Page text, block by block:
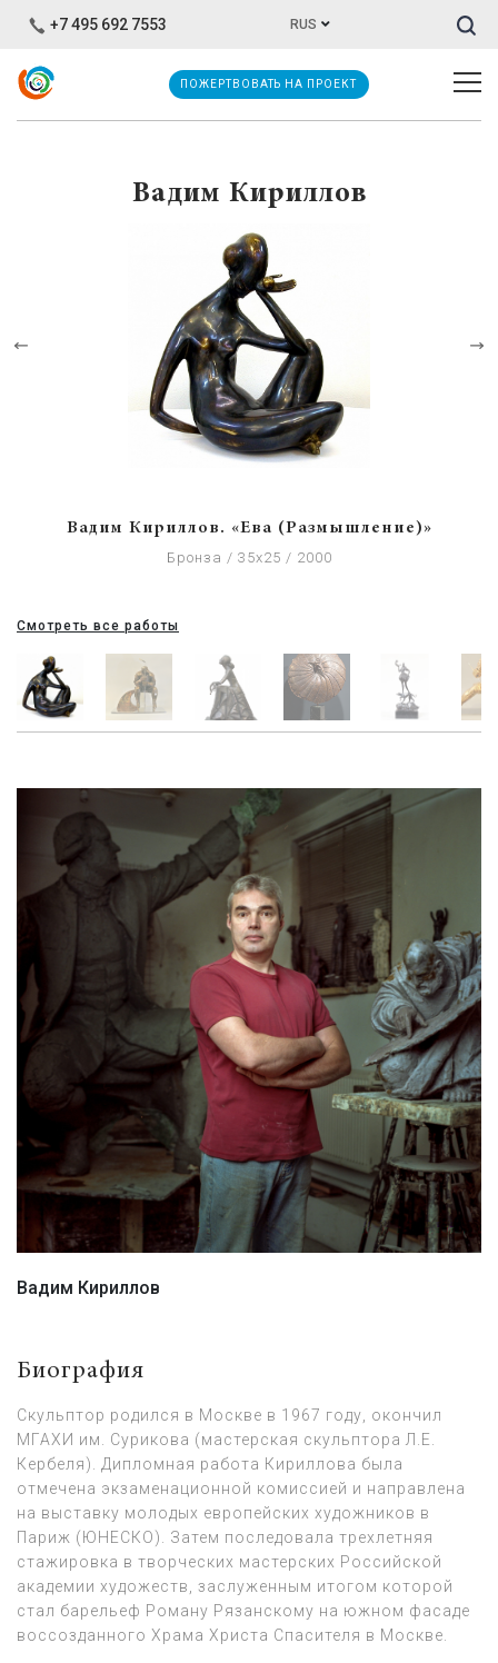
+7 495 692 7553 RUS
ПОЖЕРТВОВАТЬ НА ПРОЕКТ
Вадим Кириллов
Вадим Кириллов. «Ева (Размышление)»
Бронза / 35х25 / 2000
Смотреть все работы
Вадим Кириллов
Биография
Скульптор родился в Москве в 1967 году, окончил
МГАХИ им. Сурикова (мастерская скульптора Л.Е.
Кербеля). Дипломная работа Кириллова была
отмечена экзаменационной комиссией и направлена
на выставку молодых европейских художников в
Париж (ЮНЕСКО). Затем последовала трехлетняя
стажировка в творческих мастерских Российской
академии художеств, заслуженным итогом которой
стал барельеф Роману Рязанскому на южном фасаде
воссозданного Храма Христа Спасителя в Москве.